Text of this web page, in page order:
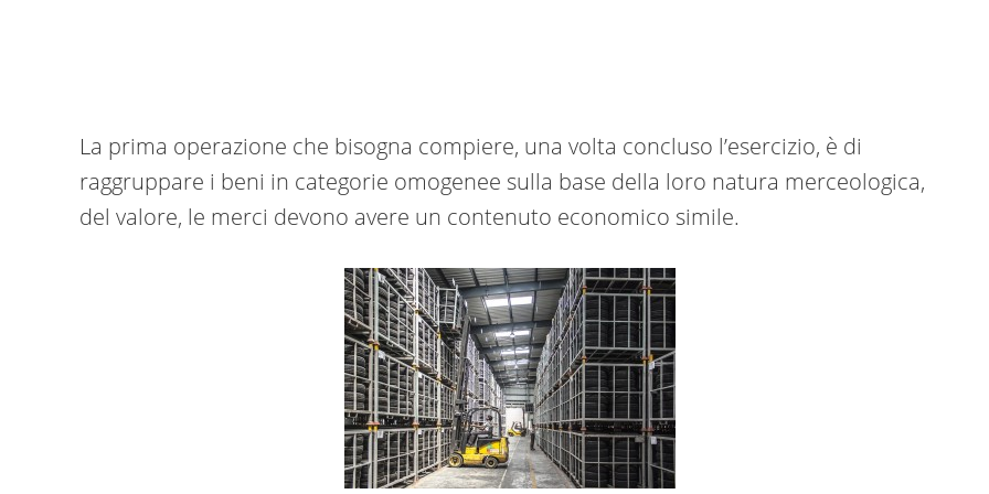
La prima operazione che bisogna compiere, una volta concluso l’esercizio, è di
raggruppare i beni in categorie omogenee sulla base della loro natura merceologica,
del valore, le merci devono avere un contenuto economico simile.